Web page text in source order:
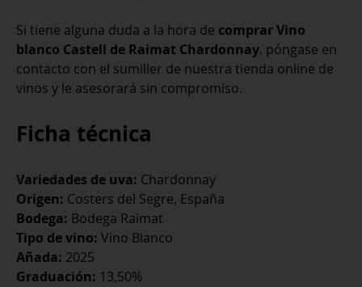
Si tiene alguna duda a la hora de comprar Vino
blanco Castell de Raimat Chardonnay, póngase en
contacto con el sumiller de nuestra tienda online de
vinos y le asesorará sin compromiso.
Ficha técnica
Variedades de uva: Chardonnay
Origen: Costers del Segre, España
Bodega: Bodega Raimat
Tipo de vino: Vino Blanco
Añada: 2025
Graduación: 13,50%